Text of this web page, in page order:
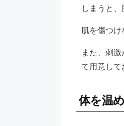
しまうと
肌を傷つけ
また、刺
て用意して
体を温